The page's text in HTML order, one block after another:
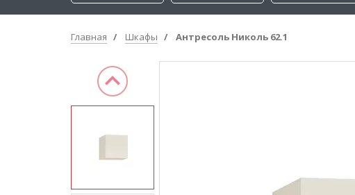
Главная Шкафы Антресоль Николь 62.1